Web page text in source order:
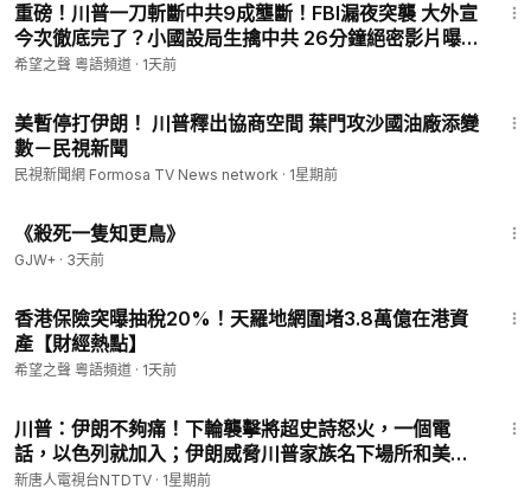
重磅！川普一刀斬斷中共9成壟斷！FBI漏夜突襲 大外宣
今次徹底完了？小國設局生擒中共 26分鐘絕密影片曝
光！伊朗總統摸黑會見領袖 這一幕太驚人！【即時新
希望之聲 粵語頻道 · 1天前
美暫停打伊朗！ 川普釋出協商空間 葉門攻沙國油廠添變
數－民視新聞
民視新聞網 Formosa TV News network · 1星期前
《殺死一隻知更鳥》
GJW+ · 3天前
香港保險突曝抽稅20%！天羅地網圍堵3.8萬億在港資
產【財經熱點】
希望之聲 粵語頻道 · 1天前
川普：伊朗不夠痛！下輪襲擊將超史詩怒火，一個電
話，以色列就加入；伊朗威脅川普家族名下場所和美國
酒店；川普警告習黨魁和普京；萬國關稅再啟【全球新
新唐人電視台NTDTV · 1星期前